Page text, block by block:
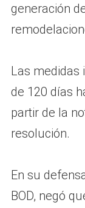
generación
Las medidas
de 120 días
partir de la
resolución.
En su
BOD, negó